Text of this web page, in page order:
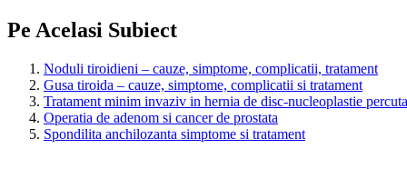
Pe Acelasi Subiect
Noduli tiroidieni – cauze, simptome, complicatii, tratament
Gusa tiroida – cauze, simptome, complicatii si tratament
Tratament minim invaziv in hernia de disc-nucleoplastie
Operatia de adenom si cancer de prostata
Spondilita anchilozanta simptome si tratament